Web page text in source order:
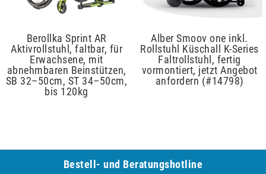
Berollka Sprint AR
Aktivrollstuhl, faltbar, für
Erwachsene, mit
abnehmbaren Beinstützen,
SB 32–50cm, ST 34–50cm,
bis 120kg
Alber Smoov one inkl.
Rollstuhl Küschall K-Series
Faltrollstuhl, fertig
vormontiert, jetzt Angebot
anfordern (#14798)
Bestell- und Be­ra­tungs­hot­line